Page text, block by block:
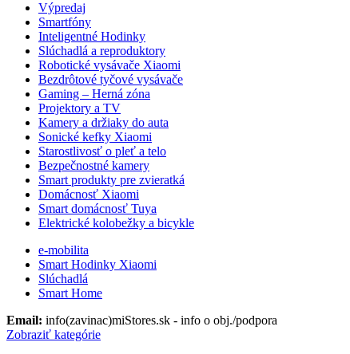
Výpredaj
Smartfóny
Inteligentné Hodinky
Slúchadlá a reproduktory
Robotické vysávače Xiaomi
Bezdrôtové tyčové vysávače
Gaming – Herná zóna
Projektory a TV
Kamery a držiaky do auta
Sonické kefky Xiaomi
Starostlivosť o pleť a telo
Bezpečnostné kamery
Smart produkty pre zvieratká
Domácnosť Xiaomi
Smart domácnosť Tuya
Elektrické kolobežky a bicykle
e-mobilita
Smart Hodinky Xiaomi
Slúchadlá
Smart Home
Email: info(zavinac)miStores.sk - info o obj./podpora
Zobraziť kategórie